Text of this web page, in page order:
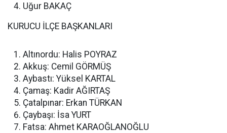
Uğur BAKAÇ
KURUCU İLÇE BAŞKANLARI
Altınordu: Halis POYRAZ
Akkuş: Cemil GÖRMÜŞ
Aybastı: Yüksel KARTAL
Çamaş: Kadir AĞIRTAŞ
Çatalpınar: Erkan TÜRKAN
Çaybaşı: İsa YURT
Fatsa: Ahmet KARAOĞLANOĞLU